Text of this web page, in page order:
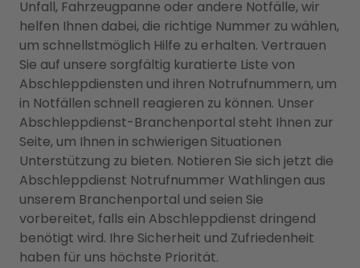
Unfall, Fahrzeugpanne oder andere Notfälle, wir
helfen Ihnen dabei, die richtige Nummer zu wählen,
um schnellstmöglich Hilfe zu erhalten. Vertrauen
Sie auf unsere sorgfältig kuratierte Liste von
Abschleppdiensten und ihren Notrufnummern, um
in Notfällen schnell reagieren zu können. Unser
Abschleppdienst-Branchenportal steht Ihnen zur
Seite, um Ihnen in schwierigen Situationen
Unterstützung zu bieten. Notieren Sie sich jetzt die
Abschleppdienst Notrufnummer Wathlingen aus
unserem Branchenportal und seien Sie
vorbereitet, falls ein Abschleppdienst dringend
benötigt wird. Ihre Sicherheit und Zufriedenheit
haben für uns höchste Priorität.